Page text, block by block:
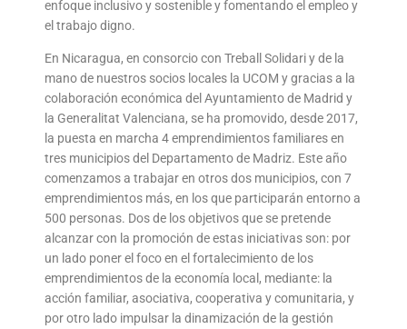
enfoque inclusivo y sostenible y fomentando el empleo y
el trabajo digno.
En Nicaragua, en consorcio con Treball Solidari y de la
mano de nuestros socios locales la UCOM y gracias a la
colaboración económica del Ayuntamiento de Madrid y
la Generalitat Valenciana, se ha promovido, desde 2017,
la puesta en marcha 4 emprendimientos familiares en
tres municipios del Departamento de Madriz. Este año
comenzamos a trabajar en otros dos municipios, con 7
emprendimientos más, en los que participarán entorno a
500 personas. Dos de los objetivos que se pretende
alcanzar con la promoción de estas iniciativas son: por
un lado poner el foco en el fortalecimiento de los
emprendimientos de la economía local, mediante: la
acción familiar, asociativa, cooperativa y comunitaria, y
por otro lado impulsar la dinamización de la gestión